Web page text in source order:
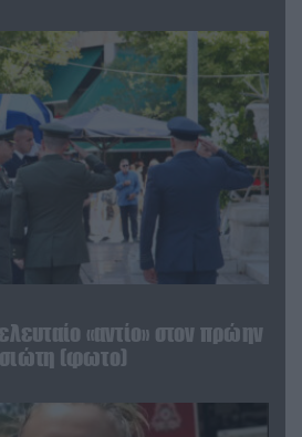
«αντίο» στον πρώην
(φωτο)